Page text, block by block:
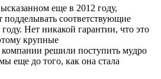
еще в 2012 году,
соответствующие
Нет никакой гарантии, что это
крупные
решили поступить мудро
еще до того, как она стала